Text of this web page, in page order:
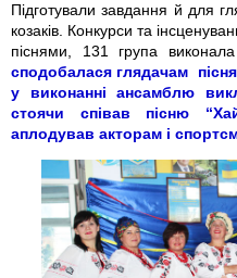
Підготували завдання й для
козаків. Конкурси та
піснями, 131 група
сподобалася глядачам
у виконанні ансамблю
стоячи співав пісню
аплодував акторам і